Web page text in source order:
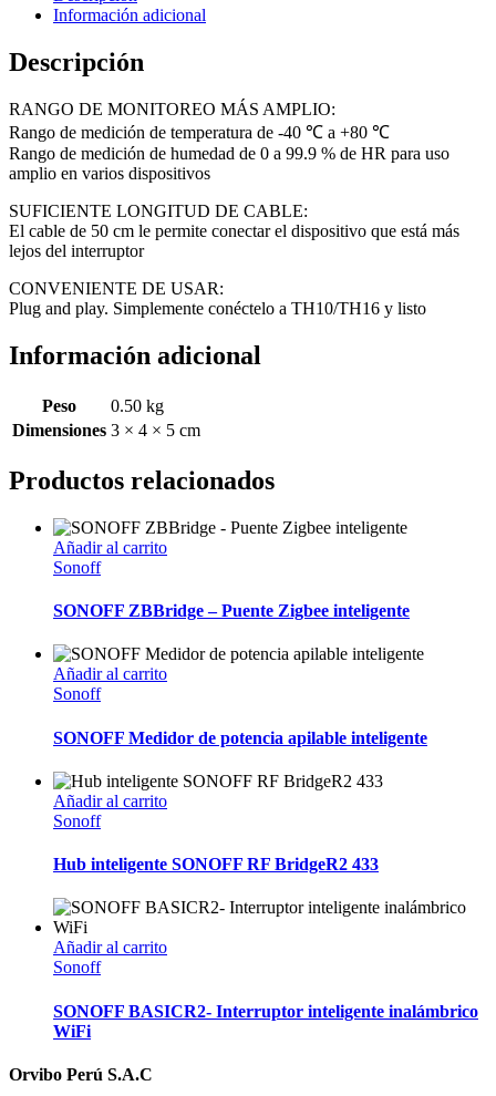
quantityInformación adicional
Descripción
RANGO DE MONITOREO MÁS AMPLIO:
Rango de medición de temperatura de -40 ℃ a +80 ℃
Rango de medición de humedad de 0 a 99.9 % de HR para uso
amplio en varios dispositivos
SUFICIENTE LONGITUD DE CABLE:
El cable de 50 cm le permite conectar el dispositivo que está más
lejos del interruptor
CONVENIENTE DE USAR:
Plug and play. Simplemente conéctelo a TH10/TH16 y listo
Información adicional
Peso
0.50 kg
Dimensiones 3 × 4 × 5 cm
Productos relacionados
Añadir al carrito
Sonoff
SONOFF ZBBridge – Puente Zigbee inteligente
Añadir al carrito
Sonoff
SONOFF Medidor de potencia apilable inteligente
Añadir al carrito
Sonoff
Hub inteligente SONOFF RF BridgeR2 433
Añadir al carrito
Sonoff
SONOFF BASICR2- Interruptor inteligente inalámbrico
WiFi
Orvibo Perú S.A.C